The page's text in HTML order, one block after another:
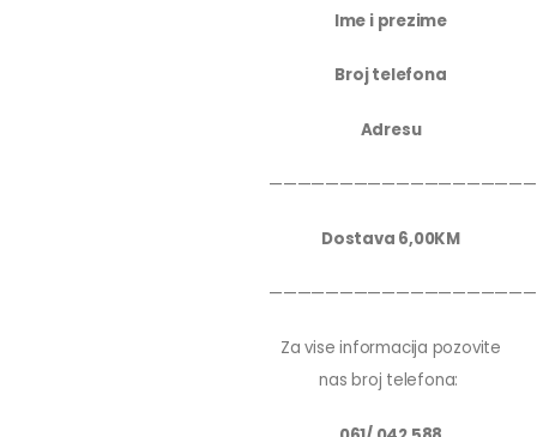
Ime i prezime
Broj telefona
Adresu
———————————————————
Dostava 6,00KM
———————————————————
Za vise informacija pozovite
nas broj telefona: